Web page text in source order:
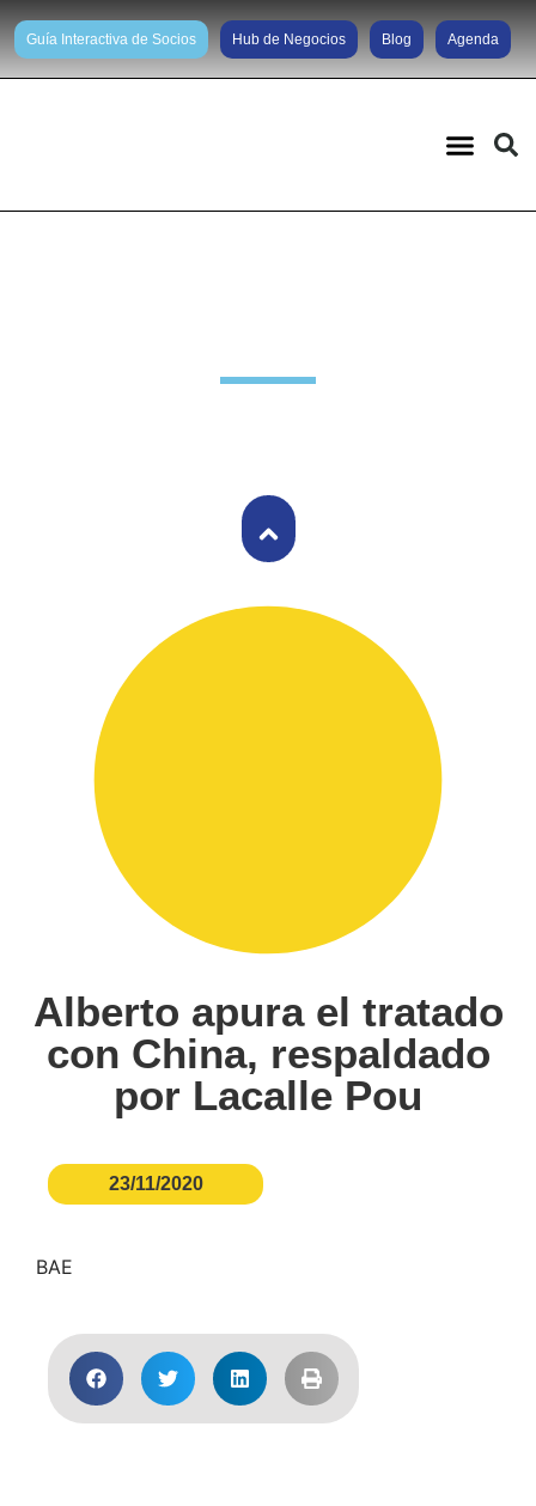
Guía Interactiva de Socios Hub de Negocios Blog Agenda
Alberto apura el tratado
con China, respaldado
por Lacalle Pou
23/11/2020
BAE